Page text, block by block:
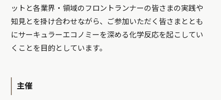
ットと各業界・領域のフロントランナーの皆さまの実践や
知見とを掛け合わせながら、ご参加いただく皆さまととも
にサーキュラーエコノミーを深める化学反応を起こしてい
くことを目的としています。
主催